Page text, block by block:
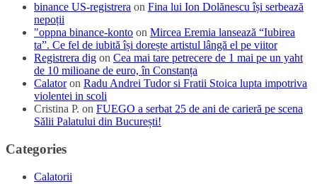
binance US-registrera on Fina lui Ion Dolănescu își serbează
nepoții
"oppna binance-konto on Mircea Eremia lansează “Iubirea
ta”. Ce fel de iubită își dorește artistul lângă el pe viitor
Registrera dig on Cea mai tare petrecere de 1 mai pe un yaht
de 10 milioane de euro, în Constanța
Calatoron Radu Andrei Tudor si Fratii Stoica lupta impotriva
violentei in scoli
Cristina P. on FUEGO a serbat 25 de ani de carieră pe scena
Sălii Palatului din București!
Categories
Calatorii